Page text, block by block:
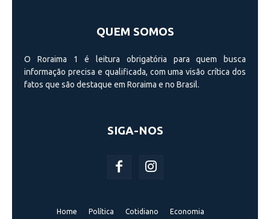
QUEM SOMOS
O Roraima 1 é leitura obrigatória para quem busca
informação precisa e qualificada, com uma visão crí­tica dos
fatos que são destaque em Roraima e no Brasil.
SIGA-NOS
Home Política Cotidiano Economia